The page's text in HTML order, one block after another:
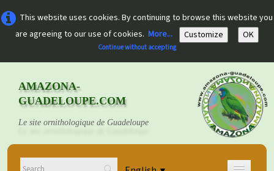
This website uses cookies. By continuing to browse this website you
are agreeing to our use of cookies. More... Customize OK
Continue without accepting
AMAZONA-
GUADELOUPE.COM
Le site ornithologique de Guadeloupe